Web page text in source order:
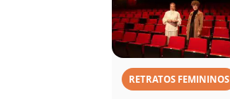
RETRATOS FEMININOS